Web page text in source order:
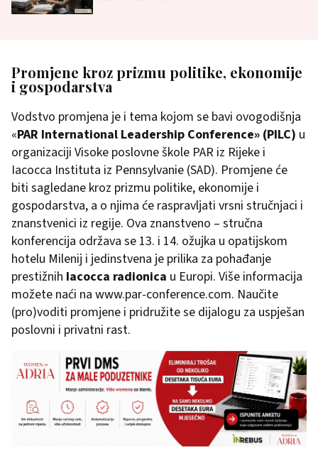
Promjene kroz prizmu politike, ekonomije
i gospodarstva
Vodstvo promjena je i tema kojom se bavi ovogodišnja
«PAR International Leadership Conference» (PILC) u
organizaciji Visoke poslovne škole PAR iz Rijeke i
Iacocca Instituta iz Pennsylvanie (SAD). Promjene će
biti sagledane kroz prizmu politike, ekonomije i
gospodarstva, a o njima će raspravljati vrsni stručnjaci i
znanstvenici iz regije. Ova znanstveno – stručna
konferencija održava se 13. i 14. ožujka u opatijskom
hotelu Milenij i jedinstvena je prilika za pohađanje
prestižnih Iacocca radionica u Europi. Više informacija
možete naći na www.par-conference.com. Naučite
(pro)voditi promjene i pridružite se dijalogu za uspješan
poslovni i privatni rast.